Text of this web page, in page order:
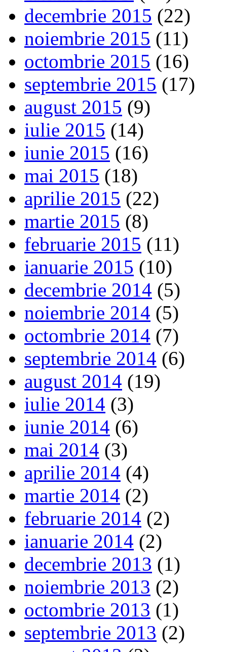
decembrie 2015 (22)
noiembrie 2015 (11)
octombrie 2015 (16)
septembrie 2015 (17)
august 2015 (9)
iulie 2015 (14)
iunie 2015 (16)
mai 2015 (18)
aprilie 2015 (22)
martie 2015 (8)
februarie 2015 (11)
ianuarie 2015 (10)
decembrie 2014 (5)
noiembrie 2014 (5)
octombrie 2014 (7)
septembrie 2014 (6)
august 2014 (19)
iulie 2014 (3)
iunie 2014 (6)
mai 2014 (3)
aprilie 2014 (4)
martie 2014 (2)
februarie 2014 (2)
ianuarie 2014 (2)
decembrie 2013 (1)
noiembrie 2013 (2)
octombrie 2013 (1)
septembrie 2013 (2)